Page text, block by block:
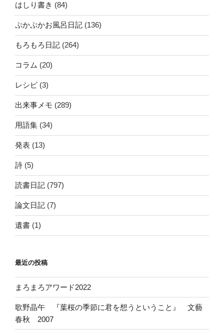
はしり書き (84)
ぷかぷかお風呂日記 (136)
もろもろ日記 (264)
コラム (20)
レシピ (3)
出来事メモ (289)
用語集 (34)
発表 (13)
詩 (5)
読書日記 (797)
論文日記 (7)
遺書 (1)
最近の投稿
まろまろアワード2022
歌野晶午 『葉桜の季節に君を想うということ』 文藝
春秋 2007